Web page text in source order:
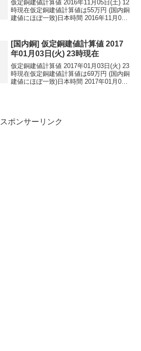
仮定銅建値計算値 2016年11月05日(土) 12
時現在仮定銅建値計算値は55万円 (国内銅
建値にほぼ一致)日本時間 2016年11月05
円...
[国内銅] 仮定銅建値計算値 2017
年01月03日(火) 23時現在
仮定銅建値計算値 2017年01月03日(火) 23
時現在仮定銅建値計算値は69万円 (国内銅
建値にほぼ一致)日本時間 2017年01月03
スポンサーリンク